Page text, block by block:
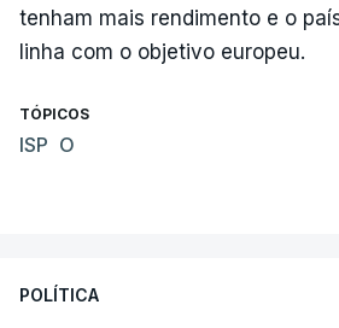
tenham mais rendimento e o
linha com o objetivo europeu.
TÓPICOS
ISP O
POLÍTICA